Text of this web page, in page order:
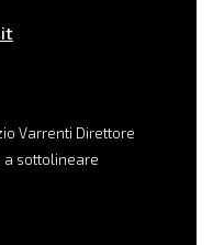
Varrenti Direttore
a sottolineare